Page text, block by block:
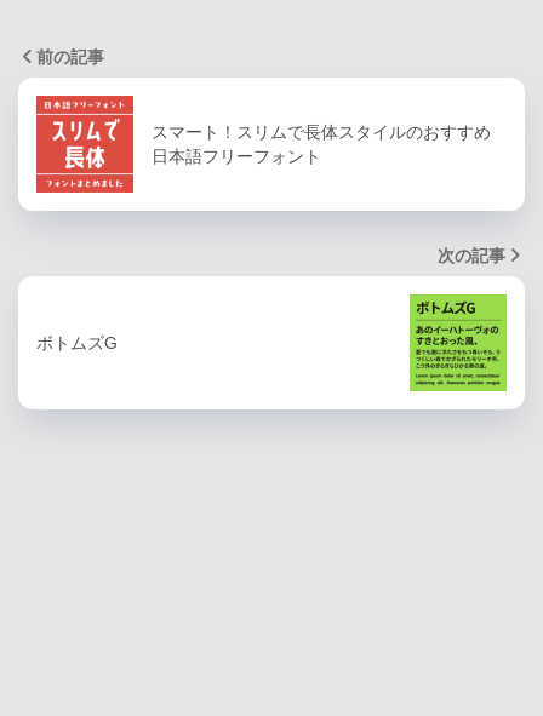
前の記事
スマート！スリムで長体スタイルのおすすめ
日本語フリーフォント
次の記事
ボトムズG